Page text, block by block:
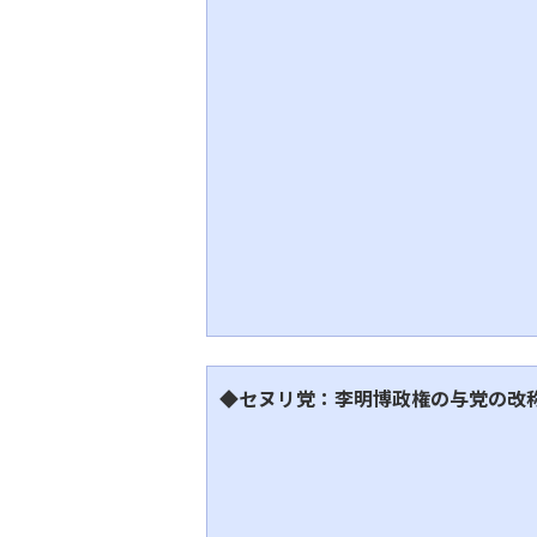
◆セヌリ党：李明博政権の与党の改